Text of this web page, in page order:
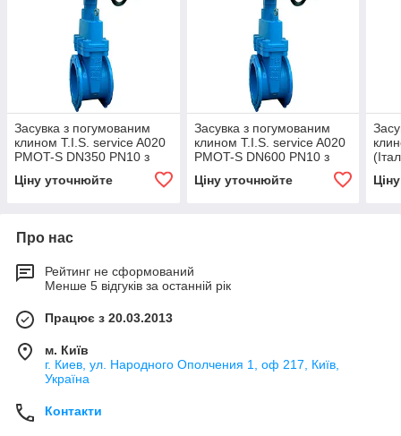
Засувка з погумованим
клином T.I.S. service A020
PMOT-S DN350 PN10 з
електроприводом AUMA
NORM SA14.6
Ціну уточнюйте
Засувка з погумованим
клином T.I.S. service A020
PMOT-S DN600 PN10 з
електроприводом AUMA
NORM SA16.2
Ціну уточнюйте
Про нас
Рейтинг не сформований
Менше 5 відгуків за останній рік
Працює з 20.03.2013
м. Київ
г. Киев, ул. Народного Ополчения 1, оф 217, Київ,
Україна
Контакти